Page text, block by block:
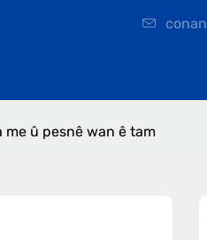
me û pesnê wan ê tam